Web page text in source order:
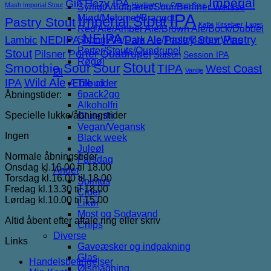
Syrligt/Vildtgæret/Sour/Berliner Weisse
Mjød/Melomel/Braggot
Red Ale/Amber Ale/Brown Ale/Bock/Dubbel
Strong Ale/Dark Ale/Triple/Barley Wine
Porter/Stouts/Quadrupel
Røgøl
Øl
Tilbud
6pack2go
Alkoholfri
Glutenfri
Vegan/Vegansk
Black week
Juleøl
Farsdag
Andet
Spiritus
Cider
Likør
Most og Sodavand
Chips
Diverse
Gaveæsker og indpakning
Glas
Ølsmagning
Mash Imperial Stout GinHazy IPA Hindbær Ice Cream Sour
Pastry StoutImperial StoutIPA Kaffe Kirsebær Lager
Lambic NEDIPANEIPA Pale Ale Pastry SourPastry
Stout Pilsner Porter Quadrupel Saison Session IPA
Smoothie SourSour StoutTIPA Vanilje West Coast
IPAWild Ale Æble cider
Åbningstider:
Specielle lukke/åbningstider
Ingen
Normale åbningstider
Onsdag kl.16.00 til 18.00
Torsdag kl.16.00 til 18.00
Fredag kl.13.30 til 18.00
Lørdag kl.10.00 til 15.00
Altid åbent efter aftale ring eller skriv
Links
Handelsbetingelser